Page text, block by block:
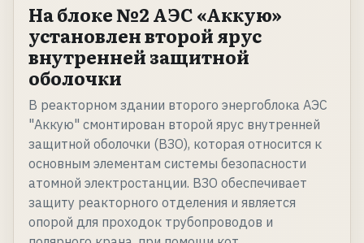
На блоке №2 АЭС «Аккую»
установлен второй ярус
внутренней защитной
оболочки
В реакторном здании второго энергоблока АЭС
"Аккую" смонтирован второй ярус внутренней
защитной оболочки (ВЗО), которая относится к
основным элементам системы безопасности
атомной электростанции. ВЗО обеспечивает
защиту реакторного отделения и является
опорой для проходок трубопроводов и